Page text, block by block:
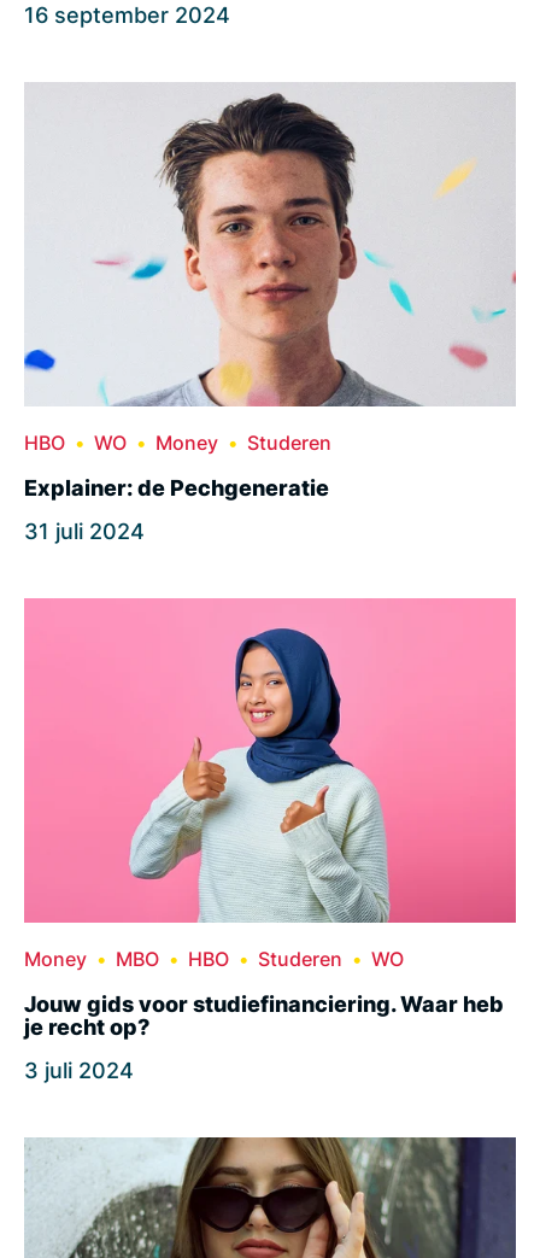
16 september 2024
HBO WO Money Studeren
Explainer: de Pechgeneratie
31 juli 2024
Money MBO HBO Studeren WO
Jouw gids voor studiefinanciering. Waar heb
je recht op?
3 juli 2024